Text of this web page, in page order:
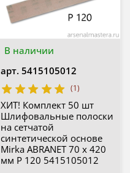
В наличии
арт. 5415105012
(1)
ХИТ! Комплект 50 шт
Шлифовальные полоски
на сетчатой
синтетической основе
Mirka ABRANET 70 x 420
мм Р 120 5415105012